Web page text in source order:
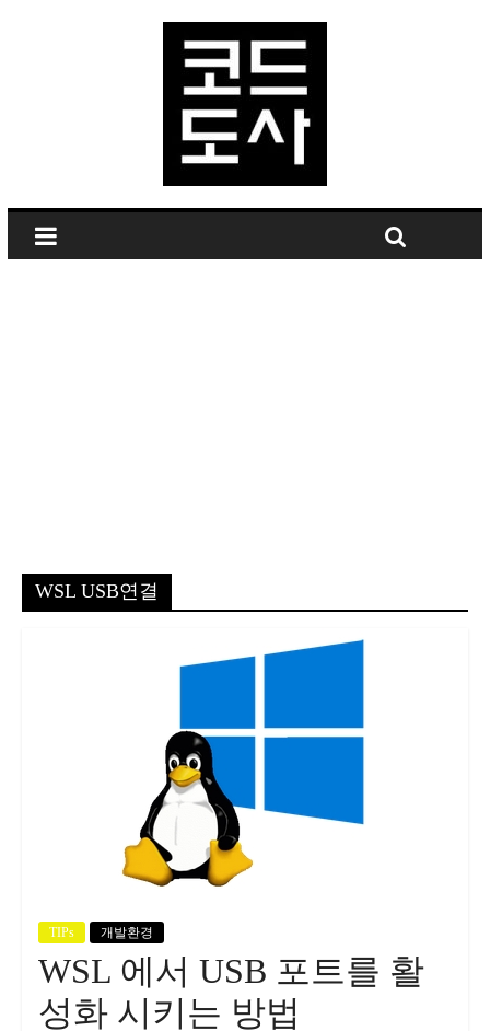
WSL USB연결
TIPs 개발환경
WSL 에서 USB 포트를 활
성화 시키는 방법